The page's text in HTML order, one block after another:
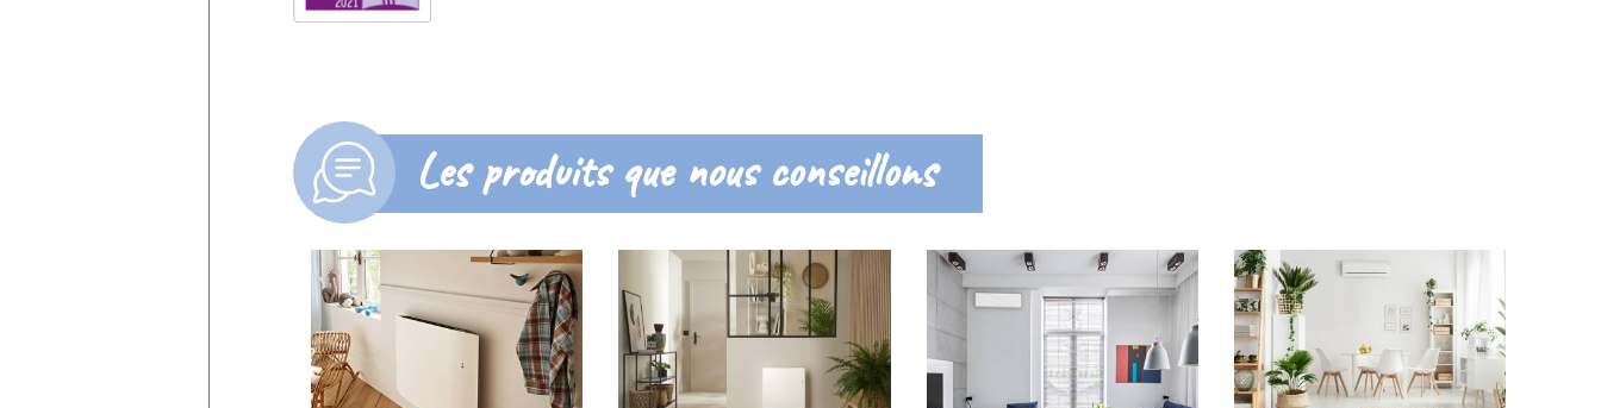
Les produits que nous conseillons